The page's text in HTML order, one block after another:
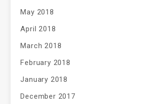
May 2018
April 2018
March 2018
February 2018
January 2018
December 2017